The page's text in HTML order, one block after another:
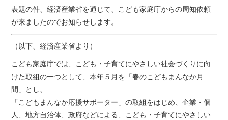
表題の件、経済産業省を通じて、こども家庭庁からの周知依頼
が来ましたのでお知らせします。
（以下、経済産業省より）
こども家庭庁では、こども・子育てにやさしい社会づくりに向
けた取組の一つとして、本年５月を「春のこどもまんなか月
間」とし、
「こどもまんなか応援サポーター」の取組をはじめ、企業・個
人、地方自治体、政府などによる、こども・子育てにやさしい